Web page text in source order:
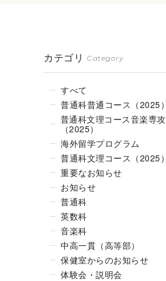
カテゴリ Category
すべて
普通科普通コース（2025）
普通科文理コース音楽専攻
（2025）
海外留学プログラム
普通科文理コース（2025）
重要なお知らせ
お知らせ
普通科
英数科
音楽科
中高一貫（高等部）
保健室からのお知らせ
体験会・説明会